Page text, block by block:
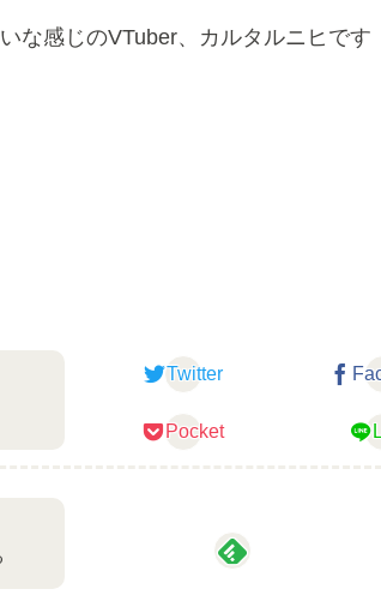
な感じのVTuber、カルタルニヒです
Twitter
Pocket